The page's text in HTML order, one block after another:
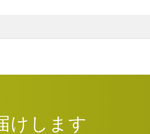
けします